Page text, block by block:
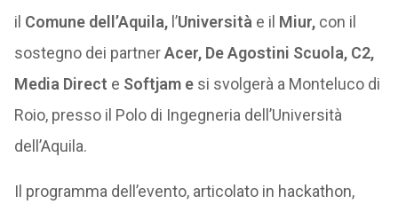
il Comune dell’Aquila, l’Università e il Miur,con il
sostegno dei partnerAcer, De Agostini Scuola, C2,
Media Direct e Softjam esi svolgerà a Monteluco di
Roio, presso il Polo di Ingegneria dell’Università
dell’Aquila.
Il programma dell’evento, articolato in hackathon,